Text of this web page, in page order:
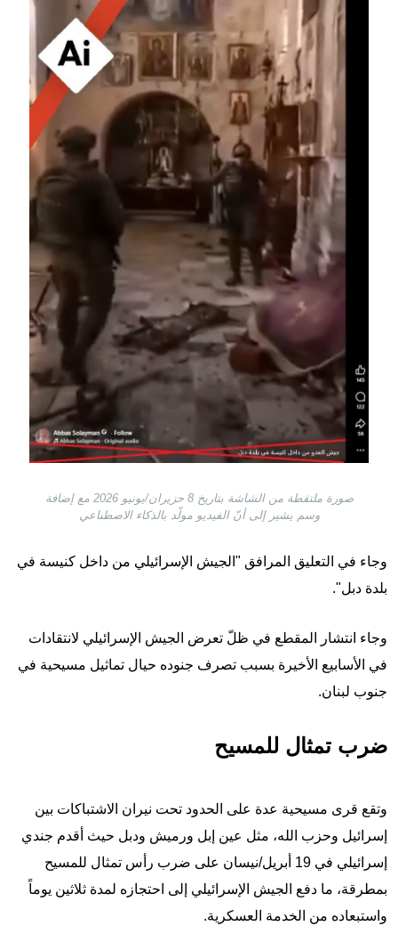
صورة ملتقطة من الشاشة بتاريخ 8 حزيران/يونيو 2026 مع إضافة
وسم يشير إلى أنّ الفيديو مولّد بالذكاء الاصطناعي
وجاء في التعليق المرافق "الجيش الإسرائيلي من داخل كنيسة في
بلدة دبل".
وجاء انتشار المقطع في ظلّ تعرض الجيش الإسرائيلي لانتقادات
في الأسابيع الأخيرة بسبب تصرف جنوده حيال تماثيل مسيحية في
جنوب لبنان.
ضرب تمثال للمسيح
وتقع قرى مسيحية عدة على الحدود تحت نيران الاشتباكات بين
إسرائيل وحزب الله، مثل عين إبل ورميش ودبل حيث أقدم جندي
إسرائيلي في 19 أبريل/نيسان على ضرب رأس تمثال للمسيح
بمطرقة، ما دفع الجيش الإسرائيلي إلى احتجازه لمدة ثلاثين يوماً
واستبعاده من الخدمة العسكرية.